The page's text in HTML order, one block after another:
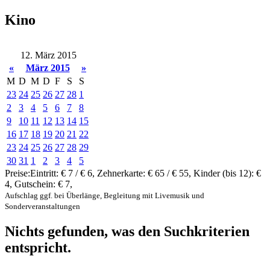
Kino
12. März 2015
«
März 2015
»
M D M D F S
S
23 24 25 26 27 28 1
2
3 4 5 6 7
8
9
10 11 12 13 14 15
16 17 18 19 20 21 22
23 24 25 26 27 28 29
30 31 1 2 3 4
5
Preise:Eintritt: € 7 / € 6, Zehnerkarte: € 65 / € 55, Kinder (bis 12): €
4, Gutschein: € 7,
Aufschlag ggf. bei Überlänge, Begleitung mit Livemusik und
Sonderveranstaltungen
Nichts gefunden, was den Suchkriterien
entspricht.